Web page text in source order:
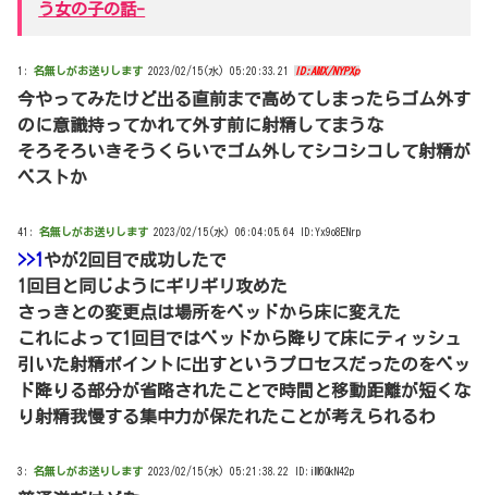
う女の子の話-
1: 名無しがお送りします 2023/02/15(水) 05:20:33.21 ID:AMX/NYPXp
今やってみたけど出る直前まで高めてしまったらゴム外す
のに意識持ってかれて外す前に射精してまうな
そろそろいきそうくらいでゴム外してシコシコして射精が
ベストか
41: 名無しがお送りします 2023/02/15(水) 06:04:05.64 ID:Yx9o8ENrp
>>1 やが2回目で成功したで
1回目と同じようにギリギリ攻めた
さっきとの変更点は場所をベッドから床に変えた
これによって1回目ではベッドから降りて床にティッシュ
引いた射精ポイントに出すというプロセスだったのをベッ
ド降りる部分が省略されたことで時間と移動距離が短くな
り射精我慢する集中力が保たれたことが考えられるわ
3: 名無しがお送りします 2023/02/15(水) 05:21:38.22 ID:iM6QkN42p